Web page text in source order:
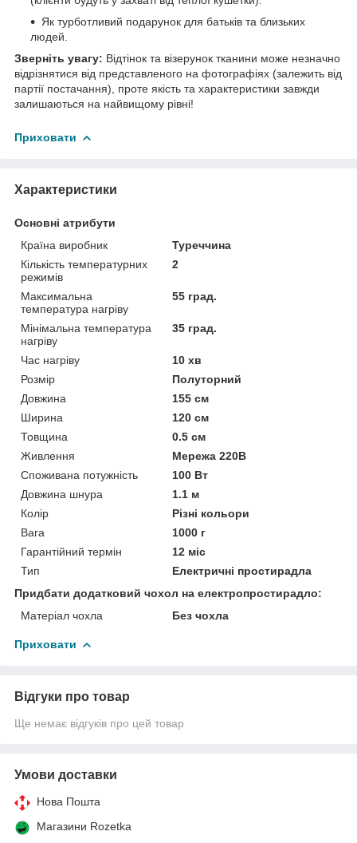
Як турботливий подарунок для батьків та близьких
людей.
Зверніть увагу: Відтінок та візерунок тканини може незначно
відрізнятися від представленого на фотографіях (залежить від
партії постачання), проте якість та характеристики завжди
залишаються на найвищому рівні!
Приховати
Характеристики
Основні атрибути
Країна виробник
Туреччина
Кількість температурних
режимів
2
Максимальна
температура нагріву
55 град.
Мінімальна температура
нагріву
35 град.
Час нагріву
10 хв
Розмір
Полуторний
Довжина
155 см
Ширина
120 см
Товщина
0.5 см
Живлення
Мережа 220В
Споживана потужність
100 Вт
Довжина шнура
1.1 м
Колір
Різні кольори
Вага
1000 г
Гарантійний термін
12 міс
Тип
Електричні простирадла
Придбати додатковий чохол на електропростирадло:
Матеріал чохла
Без чохла
Приховати
Відгуки про товар
Ще немає відгуків про цей товар
Умови доставки
Нова Пошта
Магазини Rozetka